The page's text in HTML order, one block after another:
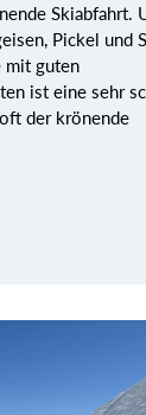
Skiabfahrt.
Pickel und
mit guten
ist eine sehr
der krönende